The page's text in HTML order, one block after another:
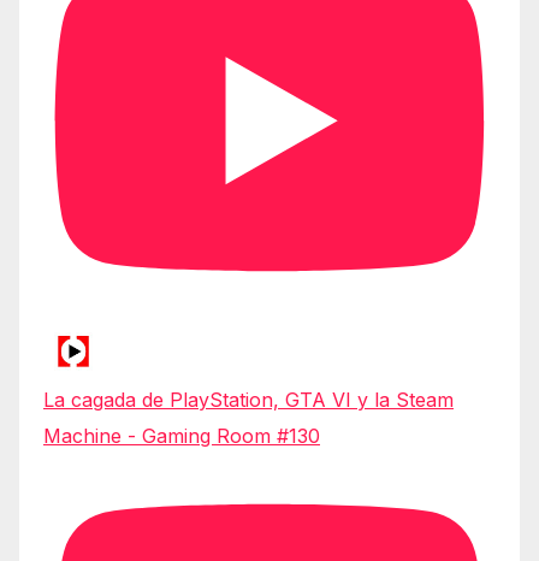
La cagada de PlayStation, GTA VI y la Steam
Machine - Gaming Room #130